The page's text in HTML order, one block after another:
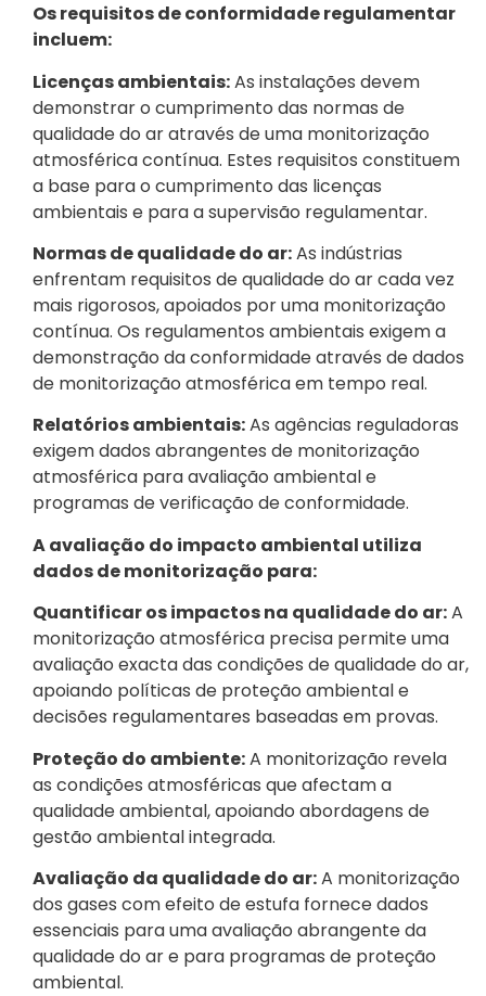
Os requisitos de conformidade regulamentar
incluem:
Licenças ambientais:As instalações devem
demonstrar o cumprimento das normas de
qualidade do ar através de uma monitorização
atmosférica contínua. Estes requisitos constituem
a base para o cumprimento das licenças
ambientais e para a supervisão regulamentar.
Normas de qualidade do ar:As indústrias
enfrentam requisitos de qualidade do ar cada vez
mais rigorosos, apoiados por uma monitorização
contínua. Os regulamentos ambientais exigem a
demonstração da conformidade através de dados
de monitorização atmosférica em tempo real.
Relatórios ambientais:As agências reguladoras
exigem dados abrangentes de monitorização
atmosférica para avaliação ambiental e
programas de verificação de conformidade.
A avaliação do impacto ambiental utiliza
dados de monitorização para:
Quantificar os impactos na qualidade do ar:A
monitorização atmosférica precisa permite uma
avaliação exacta das condições de qualidade do ar,
apoiando políticas de proteção ambiental e
decisões regulamentares baseadas em provas.
Proteção do ambiente:A monitorização revela
as condições atmosféricas que afectam a
qualidade ambiental, apoiando abordagens de
gestão ambiental integrada.
Avaliação da qualidade do ar:A monitorização
dos gases com efeito de estufa fornece dados
essenciais para uma avaliação abrangente da
qualidade do ar e para programas de proteção
ambiental.